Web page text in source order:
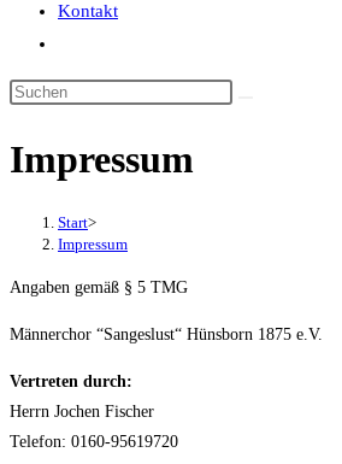
Kontakt
umschalten
Impressum
Start>
Impressum
Angaben gemäß § 5 TMG
Männerchor “Sangeslust“ Hünsborn 1875 e.V.
Vertreten durch:
Herrn Jochen Fischer
Telefon: 0160-95619720